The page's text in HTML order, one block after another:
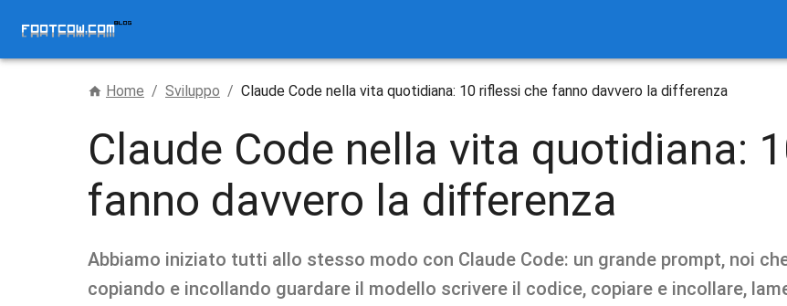
Home / Sviluppo / Claude Code nella vita quotidiana: 10 riflessi che fanno davvero la differenza
Claude Code nella vita quotidiana:
fanno davvero la differenza
Abbiamo iniziato tutti allo stesso modo con Claude Code: un grande prompt, noi
copiando e incollando guardare il modello scrivere il codice, copiare e incollare,